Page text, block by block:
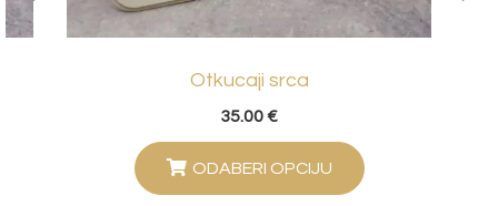
Otkucaji srca
35.00€
ODABERI OPCIJU